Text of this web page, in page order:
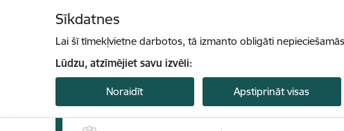
Sīkdatnes
Lai šī tīmekļvietne darbotos, tā izmanto obligāti
Lūdzu, atzīmējiet savu izvēli:
Noraidīt Apstiprināt visas